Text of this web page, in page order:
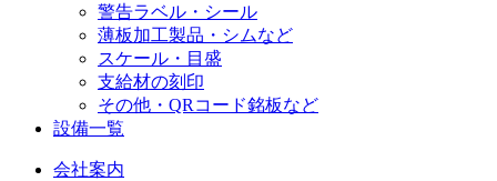
警告ラベル・シール
薄板加工製品・シムなど
スケール・目盛
支給材の刻印
その他・QRコード銘板など
設備一覧
会社案内